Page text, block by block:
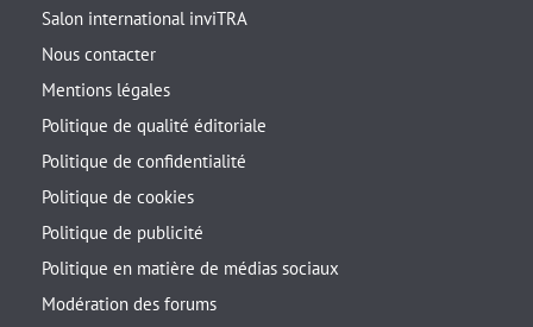
Salon international inviTRA
Nous contacter
Mentions légales
Politique de qualité éditoriale
Politique de confidentialité
Politique de cookies
Politique de publicité
Politique en matière de médias sociaux
Modération des forums